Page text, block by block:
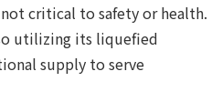
critical to safety or health.
utilizing its liquefied
supply to serve